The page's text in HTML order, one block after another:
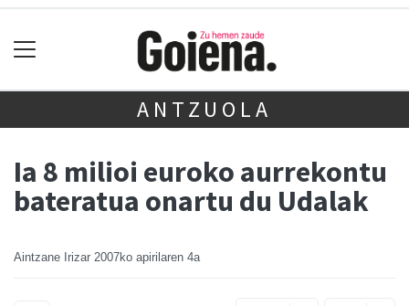
ANTZUOLA
Ia 8 milioi euroko aurrekontu
bateratua onartu du Udalak
Aintzane Irizar 2007ko apirilaren 4a